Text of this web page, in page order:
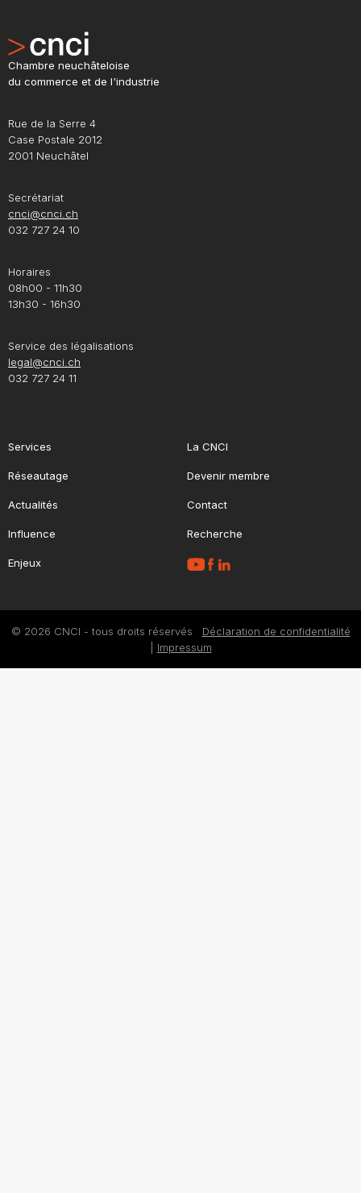
Chambre neuchâteloise
du commerce et de l'industrie
Rue de la Serre 4
Case Postale 2012
2001 Neuchâtel
Secrétariat
cnci@cnci.ch
032 727 24 10
Horaires
08h00 - 11h30
13h30 - 16h30
Service des légalisations
legal@cnci.ch
032 727 24 11
Services
Réseautage
Actualités
Influence
Enjeux
La CNCI
Devenir membre
Contact
Recherche
© 2026 CNCI - tous droits réservés Déclaration de confidentialité
Impressum